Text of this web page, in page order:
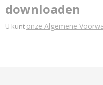
downloaden
U kunt onze Algemene